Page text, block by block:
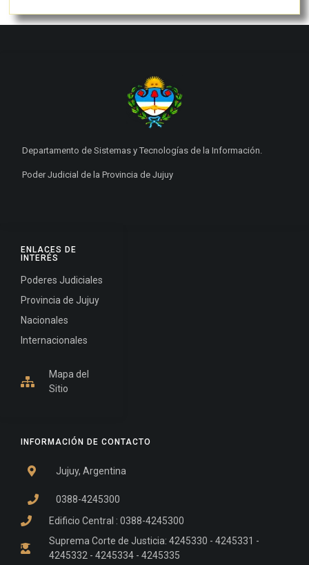
INFORMACIÓN DE CONTACTO
Jujuy, Argentina
0388-4245300
Edificio Central : 0388-4245300
Suprema Corte de Justicia: 4245330 - 4245331 -
4245332 - 4245334 - 4245335
ENLACES DE
INTERÉS
Poderes Judiciales
Provincia de Jujuy
Nacionales
Internacionales
Mapa del
Sitio
Departamento de Sistemas y Tecnologías de la Información.
Poder Judicial de la Provincia de Jujuy